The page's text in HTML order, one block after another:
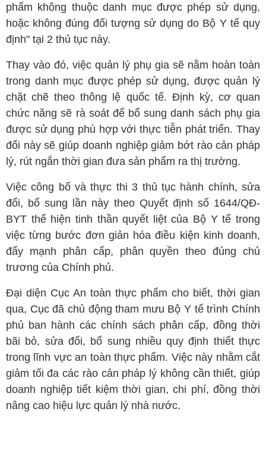
phẩm không thuộc danh mục được phép sử dụng,
hoặc không đúng đối tượng sử dụng do Bộ Y tế quy
định" tại 2 thủ tục này.
Thay vào đó, việc quản lý phụ gia sẽ nằm hoàn toàn
trong danh mục được phép sử dụng, được quản lý
chặt chẽ theo thông lệ quốc tế. Định kỳ, cơ quan
chức năng sẽ rà soát để bổ sung danh sách phụ gia
được sử dụng phù hợp với thực tiễn phát triển. Thay
đổi này sẽ giúp doanh nghiệp giảm bớt rào cản pháp
lý, rút ngắn thời gian đưa sản phẩm ra thị trường.
Việc công bố và thực thi 3 thủ tục hành chính, sửa
đổi, bổ sung lần này theo Quyết định số 1644/QĐ-
BYT thể hiện tinh thần quyết liệt của Bộ Y tế trong
việc từng bước đơn giản hóa điều kiện kinh doanh,
đẩy mạnh phân cấp, phân quyền theo đúng chủ
trương của Chính phủ.
Đại diện Cục An toàn thực phẩm cho biết, thời gian
qua, Cục đã chủ động tham mưu Bộ Y tế trình Chính
phủ ban hành các chính sách phân cấp, đồng thời
bãi bỏ, sửa đổi, bổ sung nhiều quy định thiết thực
trong lĩnh vực an toàn thực phẩm. Việc này nhằm cắt
giảm tối đa các rào cản pháp lý không cần thiết, giúp
doanh nghiệp tiết kiệm thời gian, chi phí, đồng thời
nâng cao hiệu lực quản lý nhà nước.